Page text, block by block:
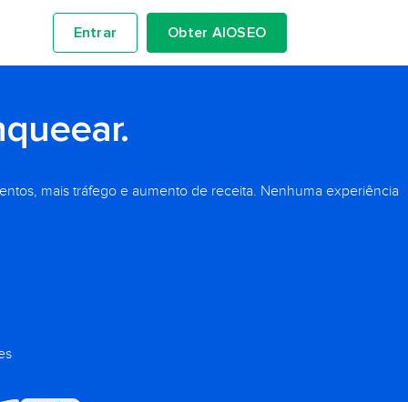
Entrar Obter AIOSEO
mais tráfego e aumento de receita. Nenhuma experiência